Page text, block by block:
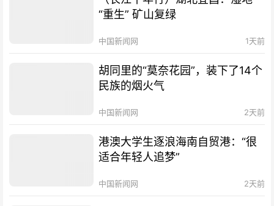
“重生” 矿山复绿
中国新闻网 1天前
胡同里的“莫奈花园”，装下了14个
民族的烟火气
中国新闻网 2天前
港澳大学生逐浪海南自贸港：“很
适合年轻人追梦”
中国新闻网 2天前